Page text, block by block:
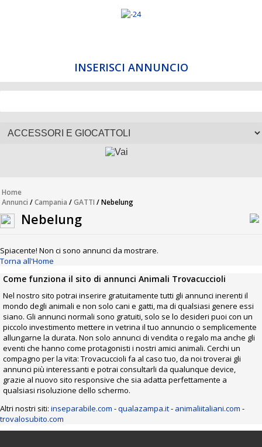
INSERISCI ANNUNCIO
Home
Annunci /Campania /GATTI / Nebelung
Nebelung
Spiacente! Non ci sono annunci da mostrare.
Torna all'Home
Come funziona il sito di annunci Animali Trovacuccioli
Nel nostro sito potrai inserire gratuitamente tutti gli annunci inerenti il
mondo degli animali e non solo cani e gatti, ma di qualsiasi genere essi
siano. Gli annunci normali sono gratuiti, solo se lo desideri puoi con un
piccolo investimento mettere in vetrina il tuo annuncio o semplicemente
allungarne la durata. Non solo annunci di vendita o regalo ma anche gli
eventi che hanno come protagonisti i nostri amici animali. Cerchi un
compagno per la vita: Trovacuccioli fa al caso tuo, da noi troverai gli
annunci più interessanti e potrai consultarli da qualunque device,
grazie al nuovo sito responsive che sia adatta perfettamente a
qualsiasi risoluzione dello schermo.
Altri nostri siti: inseparabile.com -qualazampa.it- animaliitaliani.com -
trovalosubito.com